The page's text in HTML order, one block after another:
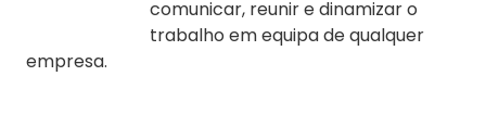
comunicar, reunir e dinamizar o
trabalho em equipa de qualquer
empresa.